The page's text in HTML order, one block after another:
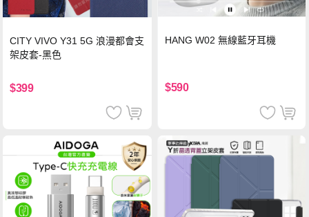
CITY VIVO Y31 5G 浪漫都會支
架皮套-黑色
$399
HANG W02 無線藍牙耳機
$590